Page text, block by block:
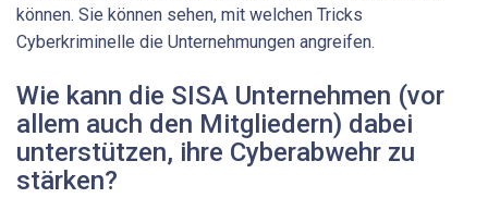
können. Sie können sehen, mit welchen Tricks
Cyberkriminelle die Unternehmungen angreifen.
Wie kann die SISA Unternehmen (vor
allem auch den Mitgliedern) dabei
unterstützen, ihre Cyberabwehr zu
stärken?